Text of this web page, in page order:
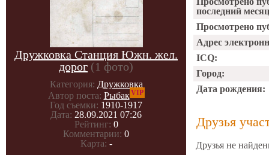
Дружковка Станция Южн. жел.
дорог (1 фото)
Категория: Дружковка
Автор поста: РыбакVIP
Год съемки: 1910-1917
Дата: 28.09.2021 07:26
Рейтинг: 0
Комментарии: 0
Карта: -
последний
Просмотрено
Адрес
ICQ:
Город:
Дата рождения:
Друзья
Друзья не